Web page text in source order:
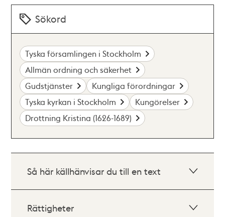
Sökord
Tyska församlingen i Stockholm
Allmän ordning och säkerhet
Gudstjänster
Kungliga förordningar
Tyska kyrkan i Stockholm
Kungörelser
Drottning Kristina (1626-1689)
Så här källhänvisar du till en text
Rättigheter